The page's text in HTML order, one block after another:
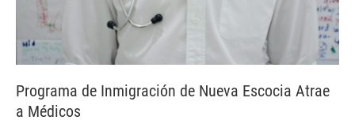
Programa de Inmigración de Nueva Escocia Atrae
a Médicos